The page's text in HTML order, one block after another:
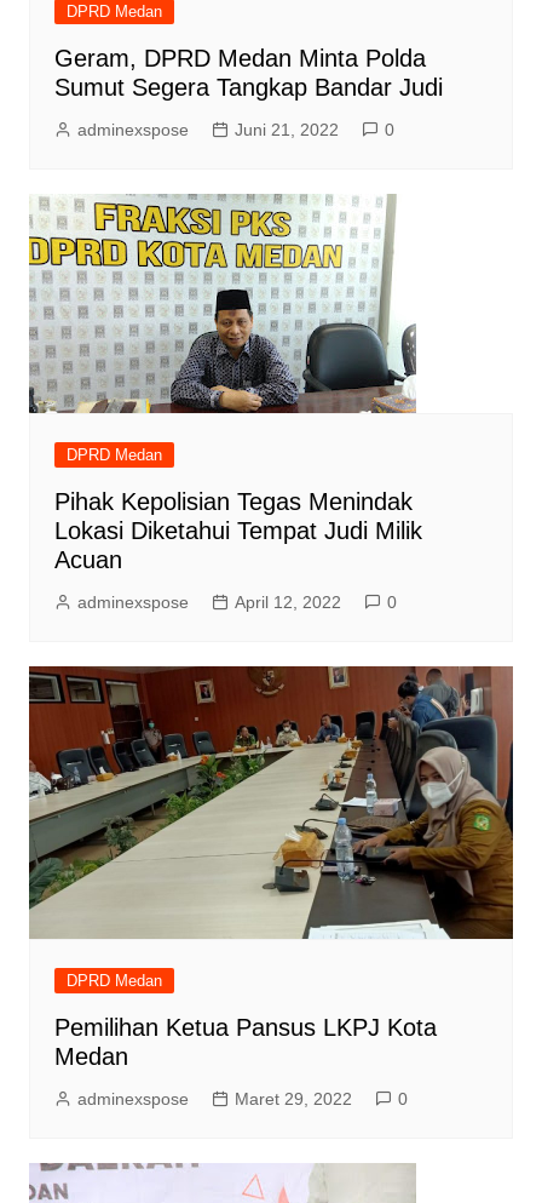
DPRD Medan
Geram, DPRD Medan Minta Polda
Sumut Segera Tangkap Bandar Judi
adminexspose Juni 21, 2022 0
DPRD Medan
Pihak Kepolisian Tegas Menindak
Lokasi Diketahui Tempat Judi Milik
Acuan
adminexspose April 12, 2022 0
DPRD Medan
Pemilihan Ketua Pansus LKPJ Kota
Medan
adminexspose Maret 29, 2022 0